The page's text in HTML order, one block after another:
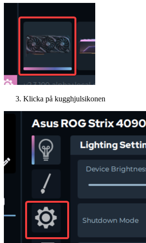
Klicka på kugghjulsikonen